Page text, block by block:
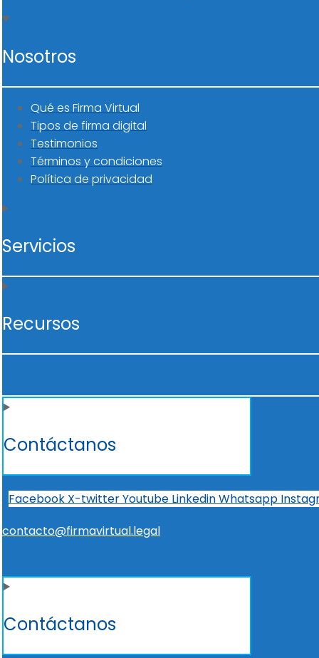
Nosotros
Qué es Firma Virtual
Tipos de firma digital
Testimonios
Términos y condiciones
Política de privacidad
Servicios
Recursos
Contáctanos
Facebook X-twitterYoutube LinkedinWhatsapp
contacto@firmavirtual.legal
Contáctanos